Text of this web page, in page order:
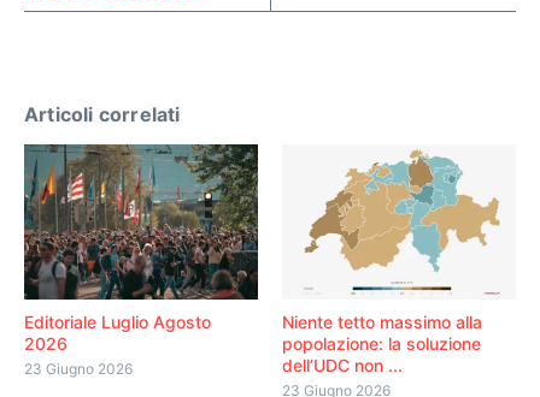
Articoli correlati
Editoriale Luglio Agosto
2026
23 Giugno 2026
Niente tetto massimo alla
popolazione: la soluzione
dell’UDC non ...
23 Giugno 2026